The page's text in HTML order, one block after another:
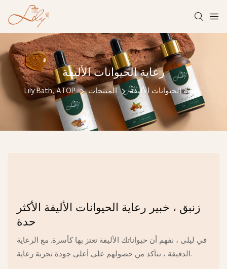
رعاية الحيوانات الأليفة
Lily Bath, ATOP المنتجات رعاية الحيوانات الأليفة
زنبق ، خبير رعاية الحيوانات الأليفة الأكثر
حدة
في ليلى ، نفهم أن حيواناتك الأليفة تعتز بها كأسرة. مع الرعاية
الدقيقة ، نتأكد من حصولهم على أعلى جودة تجربة رعاية.